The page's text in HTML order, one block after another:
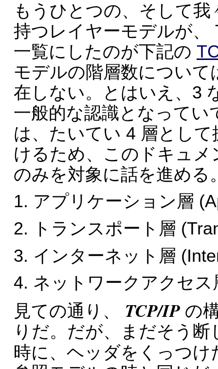
もうひとつの、そして
持つレイヤーモデルが、
一覧にしたのが下記の
モデルの階層数につい
在しない。とはいえ、3
一般的な認識となってい
は、たいてい 4 層とし
けるため、このドキュ
のみを対象に話を進める
アプリケーション層
トランスポート層
インターネット層
ネットワークアクセ
見ての通り、 TCP/IP の
りだ。だが、まだそう
時に、ヘッダをくっつ